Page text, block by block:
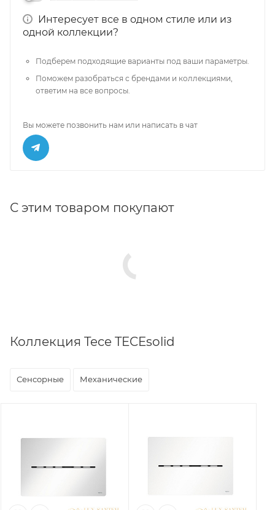
Интересует все в одном стиле или из
одной коллекции?
Подберем подходящие варианты под ваши параметры.
Поможем разобраться с брендами и коллекциями,
ответим на все вопросы.
Вы можете позвонить нам или написать в чат
С этим товаром покупают
Коллекция Tece TECEsolid
Сенсорные Механические